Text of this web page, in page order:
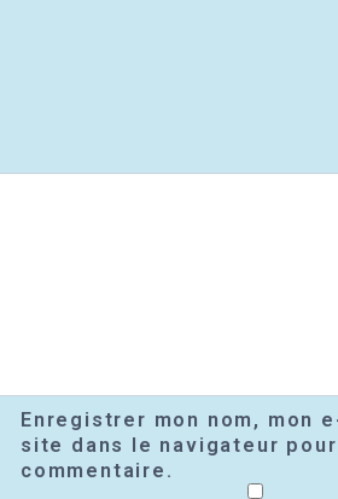
Enregistrer mon nom, mon
site dans le navigateur
commentaire.